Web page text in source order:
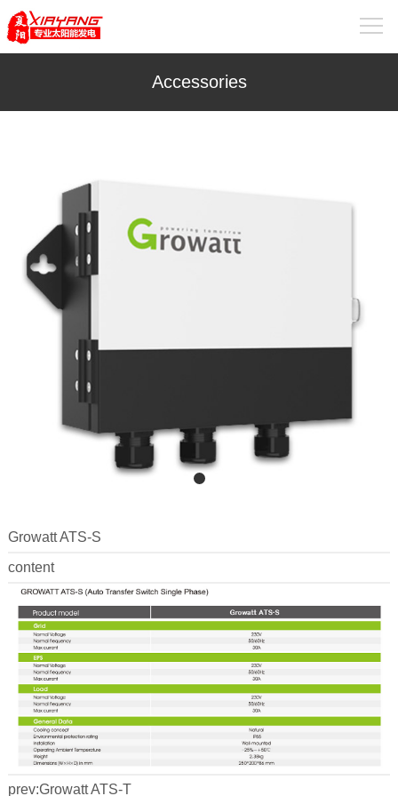
Accessories
Growatt ATS-S
content
prev:Growatt ATS-T